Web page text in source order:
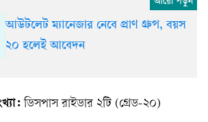
আউটলেট ম্যানেজার নেবে প্রাণ গ্রুপ, বয়স
২০ হলেই আবেদন
ডিসপাস রাইডার ২টি (গ্রেড-২০)